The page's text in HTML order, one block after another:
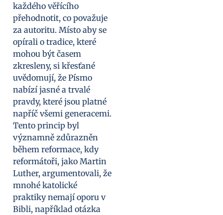
každého věřícího
přehodnotit, co považuje
za autoritu. Místo aby se
opírali o tradice, které
mohou být časem
zkresleny, si křesťané
uvědomují, že Písmo
nabízí jasné a trvalé
pravdy, které jsou platné
napříč všemi generacemi.
Tento princip byl
významně zdůrazněn
během reformace, kdy
reformátoři, jako Martin
Luther, argumentovali, že
mnohé katolické
praktiky nemají oporu v
Bibli, například otázka